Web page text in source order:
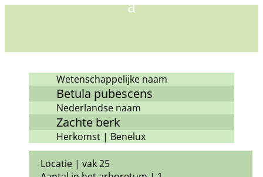
Wetenschappelijke naam
Betula pubescens
Nederlandse naam
Zachte berk
Herkomst | Benelux
Locatie | vak 25